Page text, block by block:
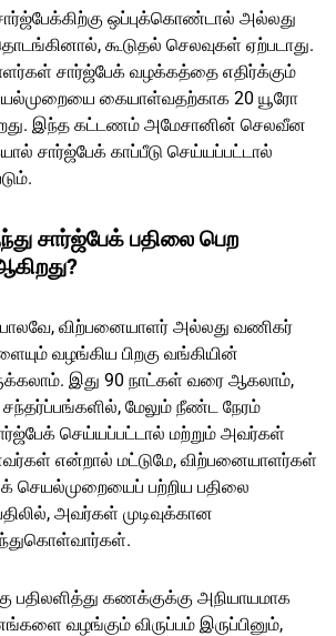
ஒப்புக்கொண்டால் அல்லது
கூடுதல் செலவுகள் ஏற்படாது.
சார்ஜ்பேக் வழக்கத்தை எதிர்க்கும்
கையாள்வதற்காக 20 யூரோ
இந்த கட்டணம் அமேசானின் செலவீன
சார்ஜ்பேக் காப்பீடு செய்யப்பட்டால்
சார்ஜ்பேக் பதிலை பெற
விற்பனையாளர் அல்லது வணிகர்
வழங்கிய பிறகு வங்கியின்
இது 90 நாட்கள் வரை ஆகலாம்,
சந்தர்ப்பங்களில், மேலும் நீண்ட நேரம்
செய்யப்பட்டால் மற்றும் அவர்கள்
என்றால் மட்டுமே, விற்பனையாளர்கள்
செயல்முறையைப் பற்றிய பதிலை
அவர்கள் முடிவுக்கான
பதிலளித்து கணக்குக்கு அநியாயமாக
வழங்கும் விருப்பம் இருப்பினும்,